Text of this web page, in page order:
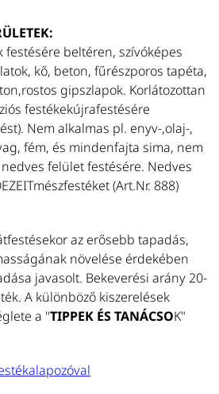
festésére beltéren, szívóképes
kő, beton, fűrészporos tapéta,
gipszlapok. Korlátozottan
festékekújrafestésére
Nem alkalmas pl. enyv-,olaj-,
fém, és mindenfajta sima, nem
felület festésére. Nedves
(Art.Nr. 888)
az erősebb tapadás,
növelése érdekében
javasolt. Bekeverési arány 20-
A különböző kiszerelések
a "TIPPEK ÉS TANÁCSOK"